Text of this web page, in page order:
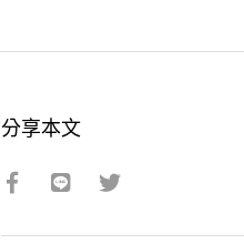
分享本文